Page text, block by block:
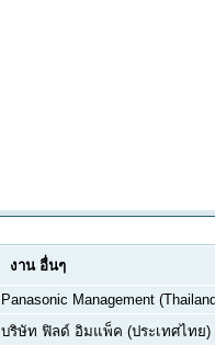
งาน อื่นๆ
Panasonic Management
บริษัท ฟิลด์ อิมแพ็ค (ประเทศไทย)